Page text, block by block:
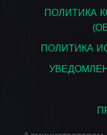
ПОЛИТИКА
ПОЛИТИКА